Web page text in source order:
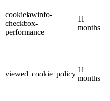
cookielawinfo-
checkbox-
performance
11
months
viewed_cookie_policy
11
months